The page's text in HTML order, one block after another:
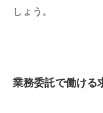
しょう。
業務委託で働ける